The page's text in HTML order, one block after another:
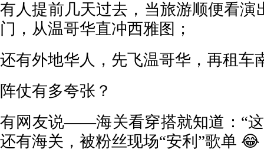
有人提前几天过去，当旅游顺便看演
门，从温哥华直冲西雅图；
还有外地华人，先飞温哥华，再租车
阵仗有多夸张？
有网友说——海关看穿搭就知道：“
还有海关，被粉丝现场“安利”歌单 😂